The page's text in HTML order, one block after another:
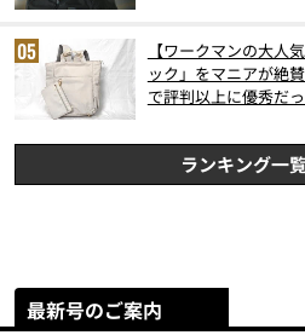
【ワークマンの大人
ック」をマニアが絶
で評判以上に優秀だ
ランキング一
最新号のご案内